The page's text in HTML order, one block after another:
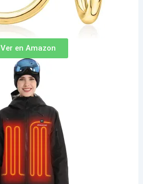
Ver en Amazon